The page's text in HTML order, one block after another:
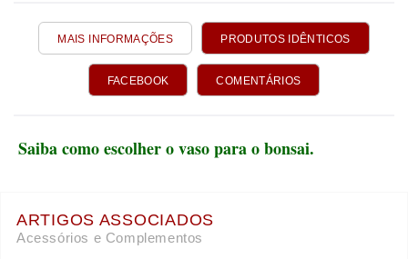
MAIS INFORMAÇÕES PRODUTOS IDÊNTICOS
FACEBOOK COMENTÁRIOS
Saiba como escolher o vaso para o bonsai.
ARTIGOS ASSOCIADOS
Acessórios e Complementos